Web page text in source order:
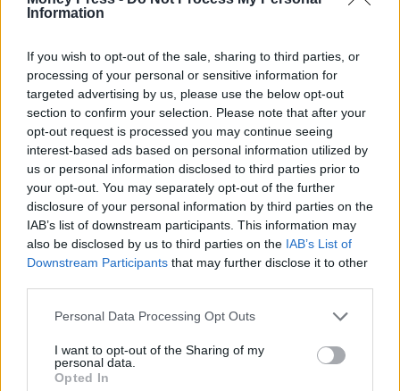
Information
If you wish to opt-out of the sale, sharing to third parties, or
processing of your personal or sensitive information for
targeted advertising by us, please use the below opt-out
section to confirm your selection. Please note that after your
opt-out request is processed you may continue seeing
interest-based ads based on personal information utilized by
us or personal information disclosed to third parties prior to
your opt-out. You may separately opt-out of the further
disclosure of your personal information by third parties on the
IAB’s list of downstream participants. This information may
also be disclosed by us to third parties on the IAB’s List of
Downstream Participants that may further disclose it to other
Personal Data Processing Opt Outs
I want to opt-out of the Sharing of my
personal data.
Opted In